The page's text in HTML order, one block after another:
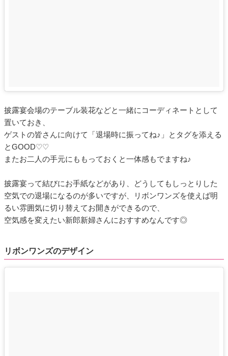
披露宴会場のテーブル装花などと一緒にコーディネートとして
置いておき、
ゲストの皆さんに向けて「退場時に振ってね♪」とタグを添える
とGOOD♡♡
またお二人の手元にももっておくと一体感もでますね♪
披露宴って結びにお手紙などがあり、どうしてもしっとりした
空気での退場になるのが多いですが、リボンワンズを使えば明
るい雰囲気に切り替えてお開きができるので、
空気感を変えたい新郎新婦さんにおすすめなんです◎
リボンワンズのデザイン